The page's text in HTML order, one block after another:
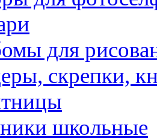
для
скрепки,
школьные